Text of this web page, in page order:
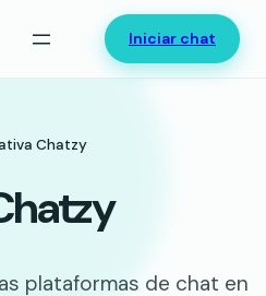
Iniciar chat
Chatzy
plataformas de chat en